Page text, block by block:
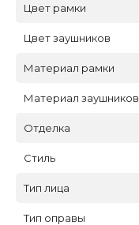
Цвет рамки
Цвет заушников
Материал рамки
Материал заушников
Отделка
Стиль
Тип лица
Тип оправы